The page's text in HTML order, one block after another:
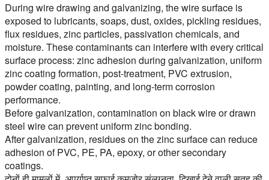
During wire drawing and galvanizing, the wire surface is
exposed to lubricants, soaps, dust, oxides, pickling residues,
flux residues, zinc particles, passivation chemicals, and
moisture. These contaminants can interfere with every critical
surface process: zinc adhesion during galvanization, uniform
zinc coating formation, post-treatment, PVC extrusion,
powder coating, painting, and long-term corrosion
performance.
Before galvanization, contamination on black wire or drawn
steel wire can prevent uniform zinc bonding.
After galvanization, residues on the zinc surface can reduce
adhesion of PVC, PE, PA, epoxy, or other secondary
coatings.